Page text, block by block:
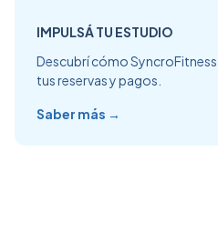
IMPULSÁ TU ESTUDIO
Descubrí cómo
tus reservas y pagos.
Saber más →